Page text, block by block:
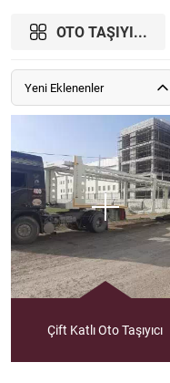
OTO TAŞIYI...
Yeni Eklenenler
Çift Katlı Oto Taşıyıcı